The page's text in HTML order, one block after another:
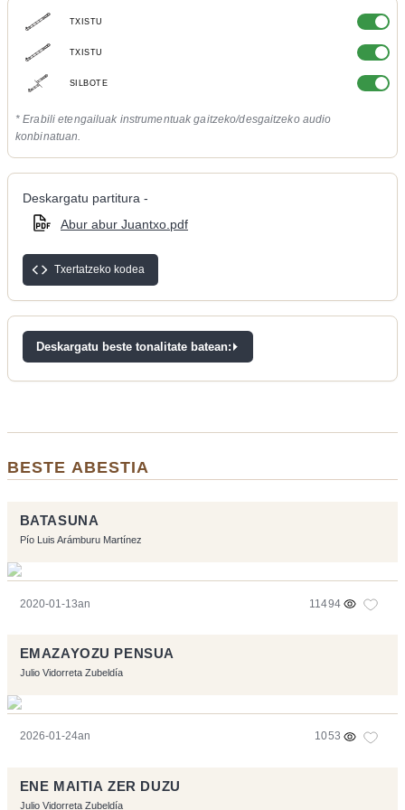
TXISTU
TXISTU
SILBOTE
* Erabili etengailuak instrumentuak gaitzeko/desgaitzeko audio
konbinatuan.
Deskargatu partitura -
Abur abur Juantxo.pdf
Txertatzeko kodea
Deskargatu beste tonalitate batean:
BESTE ABESTIA
BATASUNA
Pío Luis Arámburu Martínez
2020-01-13an 11494
EMAZAYOZU PENSUA
Julio Vidorreta Zubeldía
2026-01-24an 1053
ENE MAITIA ZER DUZU
Julio Vidorreta Zubeldía